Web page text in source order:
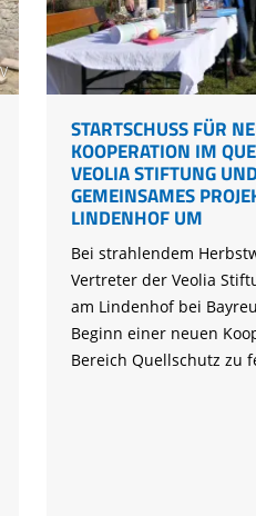
Vielfalt
Energiewende
und Forstwirtschaft
ist Klimaschutz
in Bayern
Flüsse
Projekt Keiljungfer
Projekt Kalktuffquellen
Projekt Rohrdommel
Faso
Weißstorch-
FAQs
Achtsamkeit &
STARTSCHUSS FÜR
KOOPERATION IM
VEOLIA STIFTUNG
GEMEINSAMES
LINDENHOF UM
Bei strahlendem
Vertreter der Veolia
am Lindenhof bei
Beginn einer neuen
Bereich Quellschutz zu